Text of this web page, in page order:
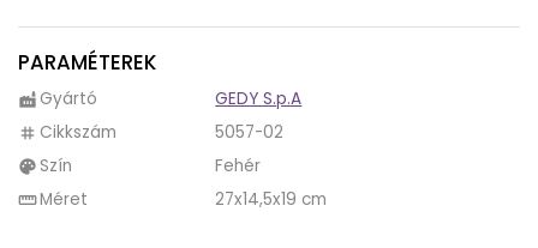
Gyártó: GEDY S.p.A
PARAMÉTEREK
factory Gyártó GEDY S.p.A
tag Cikkszám 5057-02
palette Szín Fehér
straightenMéret 27x14,5x19 cm